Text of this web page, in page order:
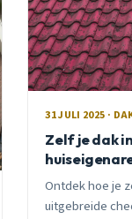
31 JULI 2025 ·
Zelf je dak
Ontdek hoe je
uitgebreide